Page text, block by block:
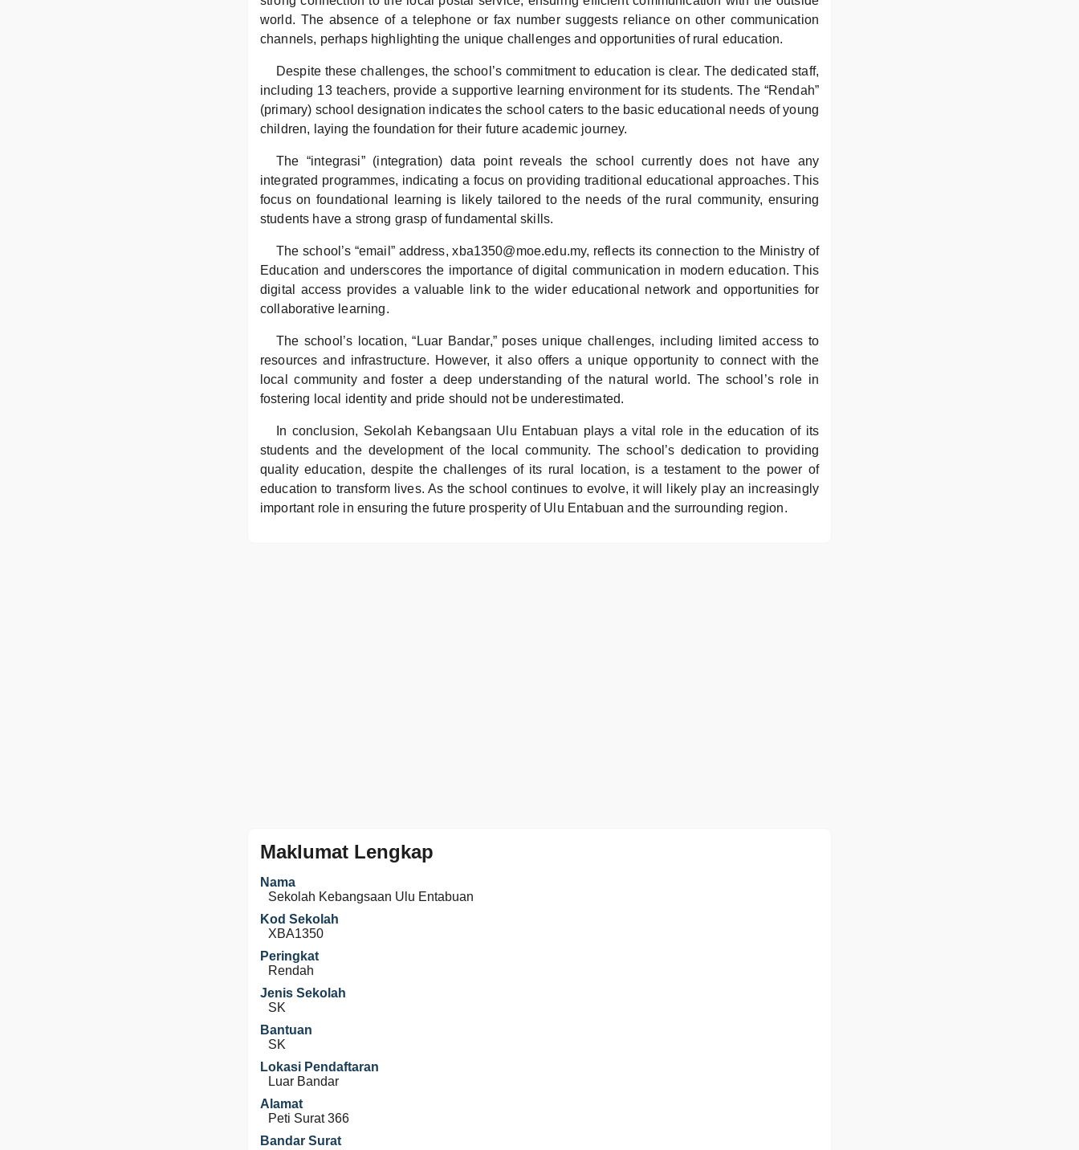
world. The absence of a telephone or fax number suggests reliance on other communication
channels, perhaps highlighting the unique challenges and opportunities of rural education.
Despite these challenges, the school’s commitment to education is clear. The dedicated staff,
including 13 teachers, provide a supportive learning environment for its students. The “Rendah”
(primary) school designation indicates the school caters to the basic educational needs of young
children, laying the foundation for their future academic journey.
The “integrasi” (integration) data point reveals the school currently does not have any
integrated programmes, indicating a focus on providing traditional educational approaches. This
focus on foundational learning is likely tailored to the needs of the rural community, ensuring
students have a strong grasp of fundamental skills.
The school’s “email” address, xba1350@moe.edu.my, reflects its connection to the Ministry of
Education and underscores the importance of digital communication in modern education. This
digital access provides a valuable link to the wider educational network and opportunities for
collaborative learning.
The school’s location, “Luar Bandar,” poses unique challenges, including limited access to
resources and infrastructure. However, it also offers a unique opportunity to connect with the
local community and foster a deep understanding of the natural world. The school’s role in
fostering local identity and pride should not be underestimated.
In conclusion, Sekolah Kebangsaan Ulu Entabuan plays a vital role in the education of its
students and the development of the local community. The school’s dedication to providing
quality education, despite the challenges of its rural location, is a testament to the power of
education to transform lives. As the school continues to evolve, it will likely play an increasingly
important role in ensuring the future prosperity of Ulu Entabuan and the surrounding region.
Maklumat Lengkap
Nama
Sekolah Kebangsaan Ulu Entabuan
Kod Sekolah
XBA1350
Peringkat
Rendah
Jenis Sekolah
SK
Bantuan
SK
Lokasi Pendaftaran
Luar Bandar
Alamat
Peti Surat 366
Bandar Surat